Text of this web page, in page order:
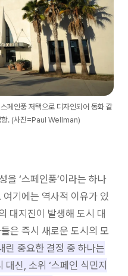
페인풍 저택으로 디자인되어 동화 같
항. (사진=Paul Wellman)
을 ‘스페인풍’이라는 하나
기에는 역사적 이유가 있
대지진이 발생해 도시 대
은 즉시 새로운 도시의 모
린 중요한 결정 중 하나는
신, 소위 ‘스페인 식민지